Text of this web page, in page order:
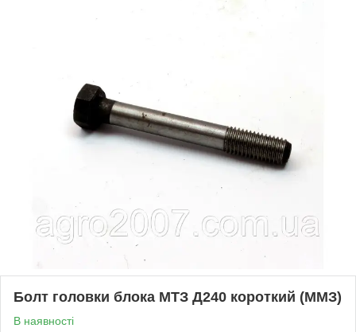
Болт головки блока МТЗ Д240 короткий (ММЗ)
В наявності